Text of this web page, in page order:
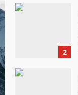
2